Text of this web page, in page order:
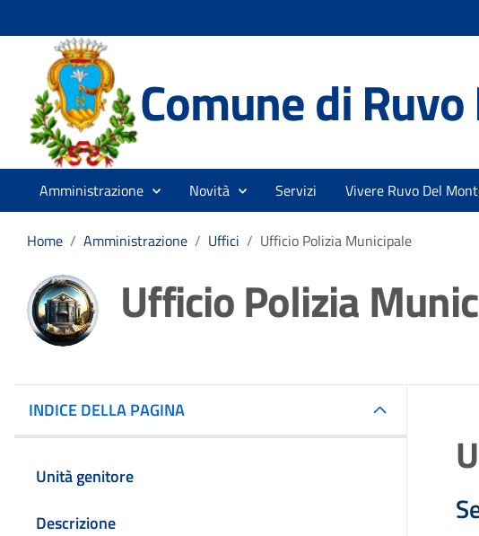
Comune di
Amministrazione Novità Servizi Vivere Ruvo Del
Home / Amministrazione / Uffici / Ufficio Polizia Municipale
Ufficio Polizia
INDICE DELLA PAGINA
Unità genitore
Descrizione